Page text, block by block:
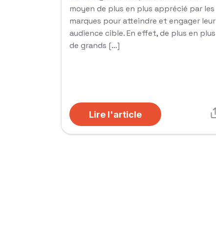
moyen de plus en plus apprécié par les
marques pour atteindre et engager leur
audience cible. En effet, de plus en plus
de grands […]
Lire l'article